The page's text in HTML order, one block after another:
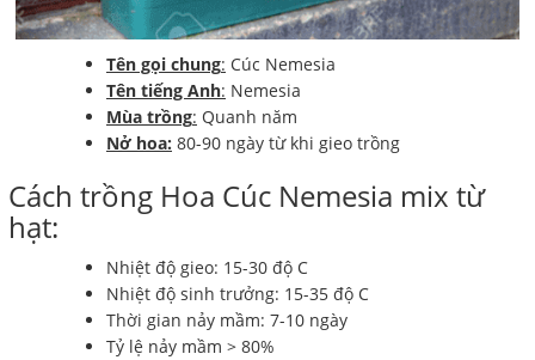
Tên gọi chung: Cúc Nemesia
Tên tiếng Anh: Nemesia
Mùa trồng: Quanh năm
Nở hoa: 80-90 ngày từ khi gieo trồng
Cách trồng Hoa Cúc Nemesia mix từ
hạt:
Nhiệt độ gieo: 15-30 độ C
Nhiệt độ sinh trưởng: 15-35 độ C
Thời gian nảy mầm: 7-10 ngày
Tỷ lệ nảy mầm > 80%